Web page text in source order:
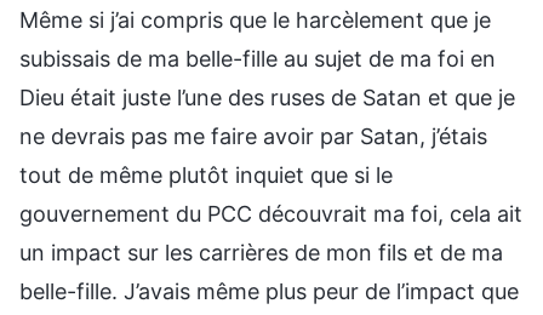
Même si j’ai compris que le harcèlement que je
subissais de ma belle-fille au sujet de ma foi en
Dieu était juste l’une des ruses de Satan et que je
ne devrais pas me faire avoir par Satan, j’étais
tout de même plutôt inquiet que si le
gouvernement du PCC découvrait ma foi, cela ait
un impact sur les carrières de mon fils et de ma
belle-fille. J’avais même plus peur de l’impact que